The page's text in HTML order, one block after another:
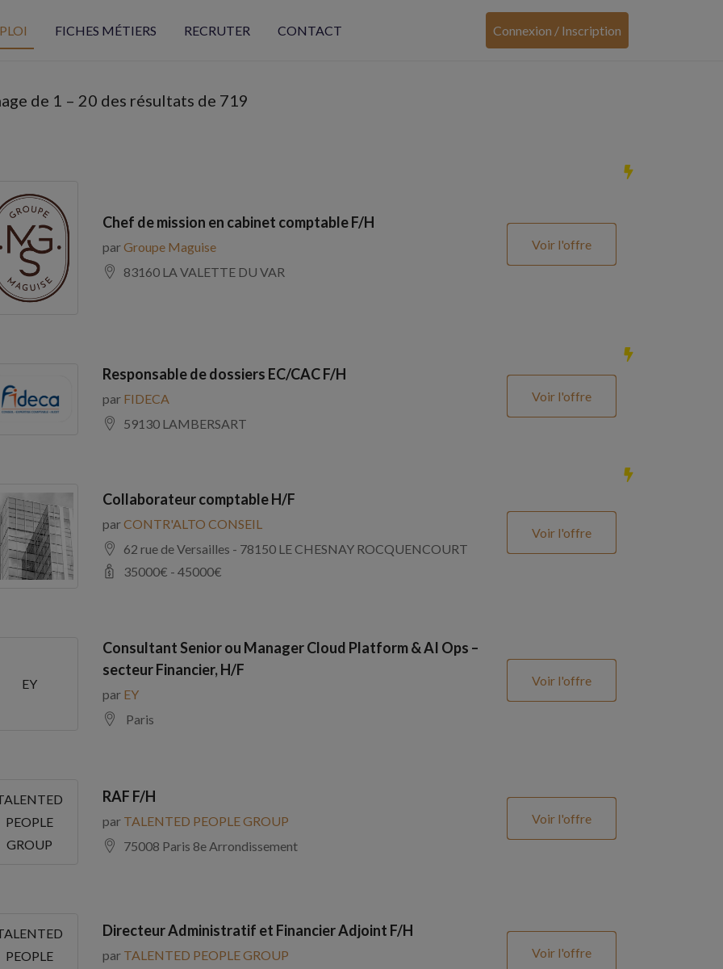
FICHES MÉTIERS RECRUTER CONTACT Connexion / Inscription
de 1 – 20 des résultats de 719
Chef de mission en cabinet comptable F/H
parGroupe Maguise
83160 LA VALETTE DU VAR
Voir l'offre
Responsable de dossiers EC/CAC F/H
par FIDECA
59130 LAMBERSART
Voir l'offre
Collaborateur comptable H/F
parCONTR'ALTO CONSEIL
62 rue de Versailles - 78150 LE CHESNAY ROCQUENCOURT
35000€ - 45000€
Voir l'offre
EY
Consultant Senior ou Manager Cloud Platform & AI Ops –
secteur Financier, H/F
par EY
Paris
Voir l'offre
PEOPLE
GROUP
RAF F/H
par TALENTED PEOPLE GROUP
75008 Paris 8e Arrondissement
Voir l'offre
PEOPLE
Directeur Administratif et Financier Adjoint F/H
par TALENTED PEOPLE GROUP
Voir l'offre